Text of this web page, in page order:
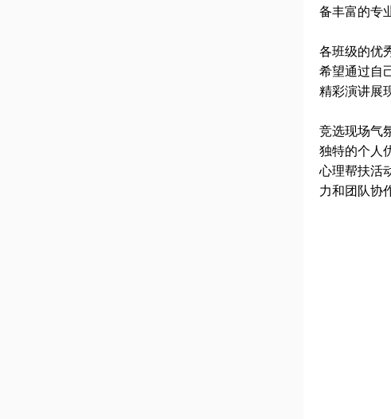
备丰富的专
各班级的优
希望通过自
精彩演讲展
竞选现场气
独特的个人
心理帮扶活
力和团队协